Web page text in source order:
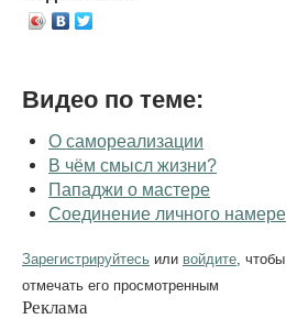
Видео по теме:
О самореализации
В чём смысл жизни?
Пападжи о мастере
Соединение личного
Зарегистрируйтесь или войдите ,
отмечать его просмотренным
Реклама